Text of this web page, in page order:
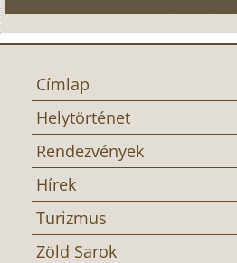
Címlap
Helytörténet
Rendezvények
Hírek
Turizmus
Zöld Sarok